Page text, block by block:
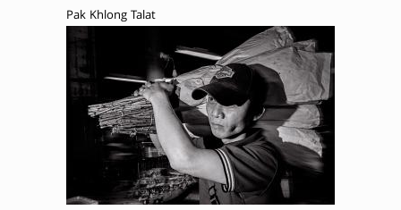
Pak Khlong Talat